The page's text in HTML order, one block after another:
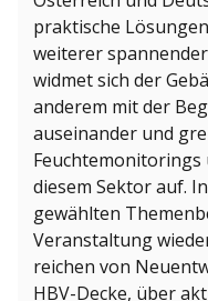
praktische
weiterer
widmet sich der
anderem mit der
auseinander und
Feuchtemonitorings
diesem Sektor auf.
gewählten
Veranstaltung
reichen von
HBV-Decke, über